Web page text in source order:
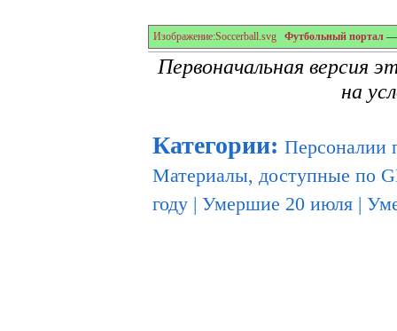
Изображение:Soccerball.svg Футбольный портал —
Первоначальная версия
на
Категории: Персоналии
Материалы, доступные по
году | Умершие 20 июля |